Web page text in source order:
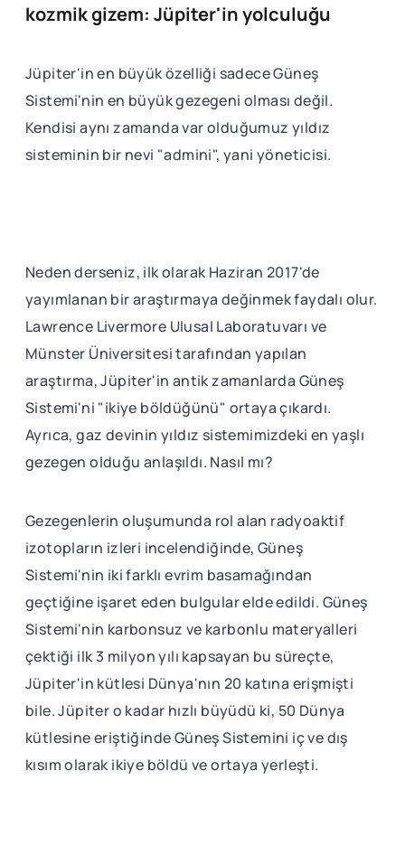
kozmik gizem: Jüpiter'in yolculuğu
Jüpiter'in en büyük özelliği sadece Güneş
Sistemi'nin en büyük gezegeni olması değil.
Kendisi aynı zamanda var olduğumuz yıldız
sisteminin bir nevi "admini", yani yöneticisi.
Neden derseniz, ilk olarak Haziran 2017'de
yayımlanan bir araştırmaya değinmek faydalı olur.
Lawrence Livermore Ulusal Laboratuvarı ve
Münster Üniversitesi tarafından yapılan
araştırma, Jüpiter'in antik zamanlarda Güneş
Sistemi'ni "ikiye böldüğünü" ortaya çıkardı.
Ayrıca, gaz devinin yıldız sistemimizdeki en yaşlı
gezegen olduğu anlaşıldı. Nasıl mı?
Gezegenlerin oluşumunda rol alan radyoaktif
izotopların izleri incelendiğinde, Güneş
Sistemi'nin iki farklı evrim basamağından
geçtiğine işaret eden bulgular elde edildi. Güneş
Sistemi'nin karbonsuz ve karbonlu materyalleri
çektiği ilk 3 milyon yılı kapsayan bu süreçte,
Jüpiter'in kütlesi Dünya'nın 20 katına erişmişti
bile. Jüpiter o kadar hızlı büyüdü ki, 50 Dünya
kütlesine eriştiğinde Güneş Sistemini iç ve dış
kısım olarak ikiye böldü ve ortaya yerleşti.